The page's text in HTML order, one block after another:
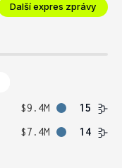
Další expres zprávy
$9.4M
15
$7.4M 14